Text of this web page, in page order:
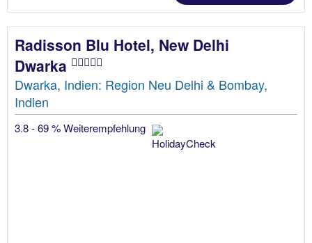
Radisson Blu Hotel, New Delhi
Dwarka
Dwarka, Indien: Region Neu Delhi & Bombay,
Indien
3.8 - 69 % Weiterempfehlung